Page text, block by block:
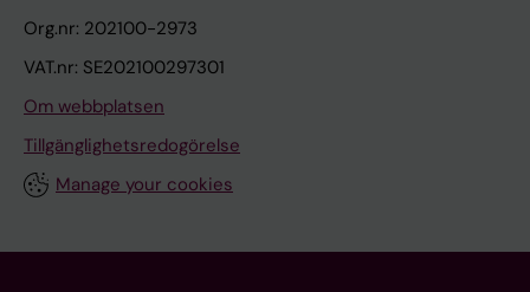
Org.nr: 202100-2973
VAT.nr: SE202100297301
Om webbplatsen
Tillgänglighetsredogörelse
Manage your cookies